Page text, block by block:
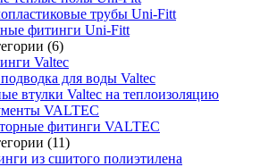
трубы Uni-Fitt
фитинги Uni-Fitt
(6)
Valtec
для воды Valtec
втулки Valtec на теплоизоляцию
VALTEC
фитинги VALTEC
(11)
из сшитого полиэтилена